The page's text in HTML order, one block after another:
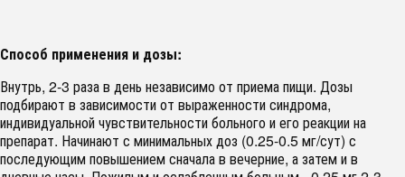
Способ применения и дозы:
Внутрь, 2-3 раза в день независимо от приема пищи. Дозы
подбирают в зависимости от выраженности синдрома,
индивидуальной чувствительности больного и его реакции на
препарат. Начинают с минимальных доз (0.25-0.5 мг/сут) с
последующим повышением сначала в вечерние, а затем и в